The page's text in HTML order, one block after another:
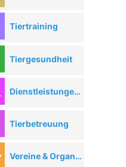
Tiertraining
Tiergesundheit
Dienstleistungen rund ums Tier
Tierbetreuung
Vereine & Organisationen